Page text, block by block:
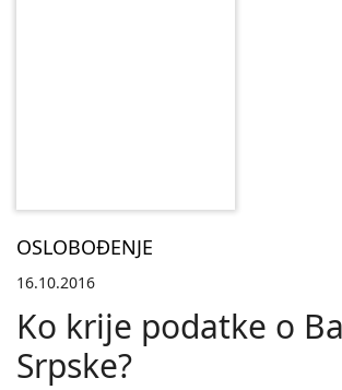
OSLOBOĐENJE
16.10.2016
Ko krije podatke o
Srpske?